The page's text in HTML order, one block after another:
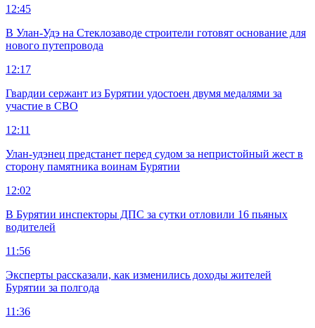
12:45
В Улан-Удэ на Стеклозаводе строители готовят основание для
нового путепровода
12:17
Гвардии сержант из Бурятии удостоен двумя медалями за
участие в СВО
12:11
Улан-удэнец предстанет перед судом за непристойный жест в
сторону памятника воинам Бурятии
12:02
В Бурятии инспекторы ДПС за сутки отловили 16 пьяных
водителей
11:56
Эксперты рассказали, как изменились доходы жителей
Бурятии за полгода
11:36